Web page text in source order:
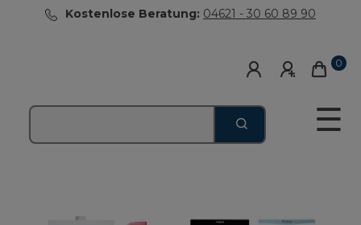
Kostenlose Beratung: 04621 - 30 60 89 90
0
☰